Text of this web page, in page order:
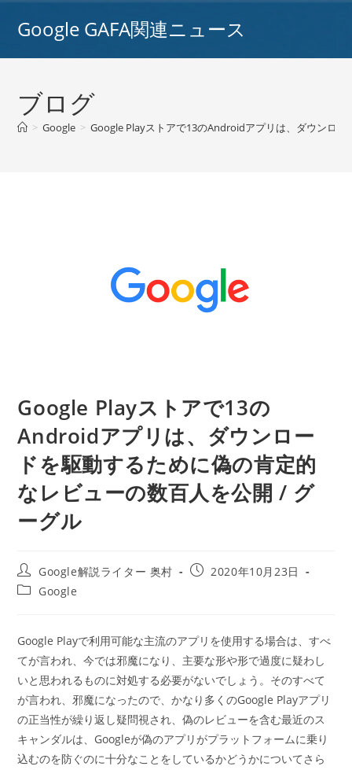
Google GAFA関連ニュース
ブログ
> Google > Google Playストアで13のAndroidアプリは、ダウンロ
Google Playストアで13の
Androidアプリは、ダウンロー
ドを駆動するために偽の肯定的
なレビューの数百人を公開 / グ
ーグル
投
稿
者:
Google解説ライター 奥村
投
2020年10月23日
投
テ
ゴ
リ
ー:
Google
Google Playで利用可能な主流のアプリを使用する場合は、すべ
てが言われ、今では邪魔になり、主要な形や形で過度に疑わし
いと思われるものに対処する必要がないでしょう。そのすべて
が言われ、邪魔になったので、かなり多くのGoogle Playアプリ
の正当性が繰り返し疑問視され、偽のレビューを含む最近のス
キャンダルは、Googleが偽のアプリがプラットフォームに乗り
込むのを防ぐのに十分なことをしているかどうかについてさら